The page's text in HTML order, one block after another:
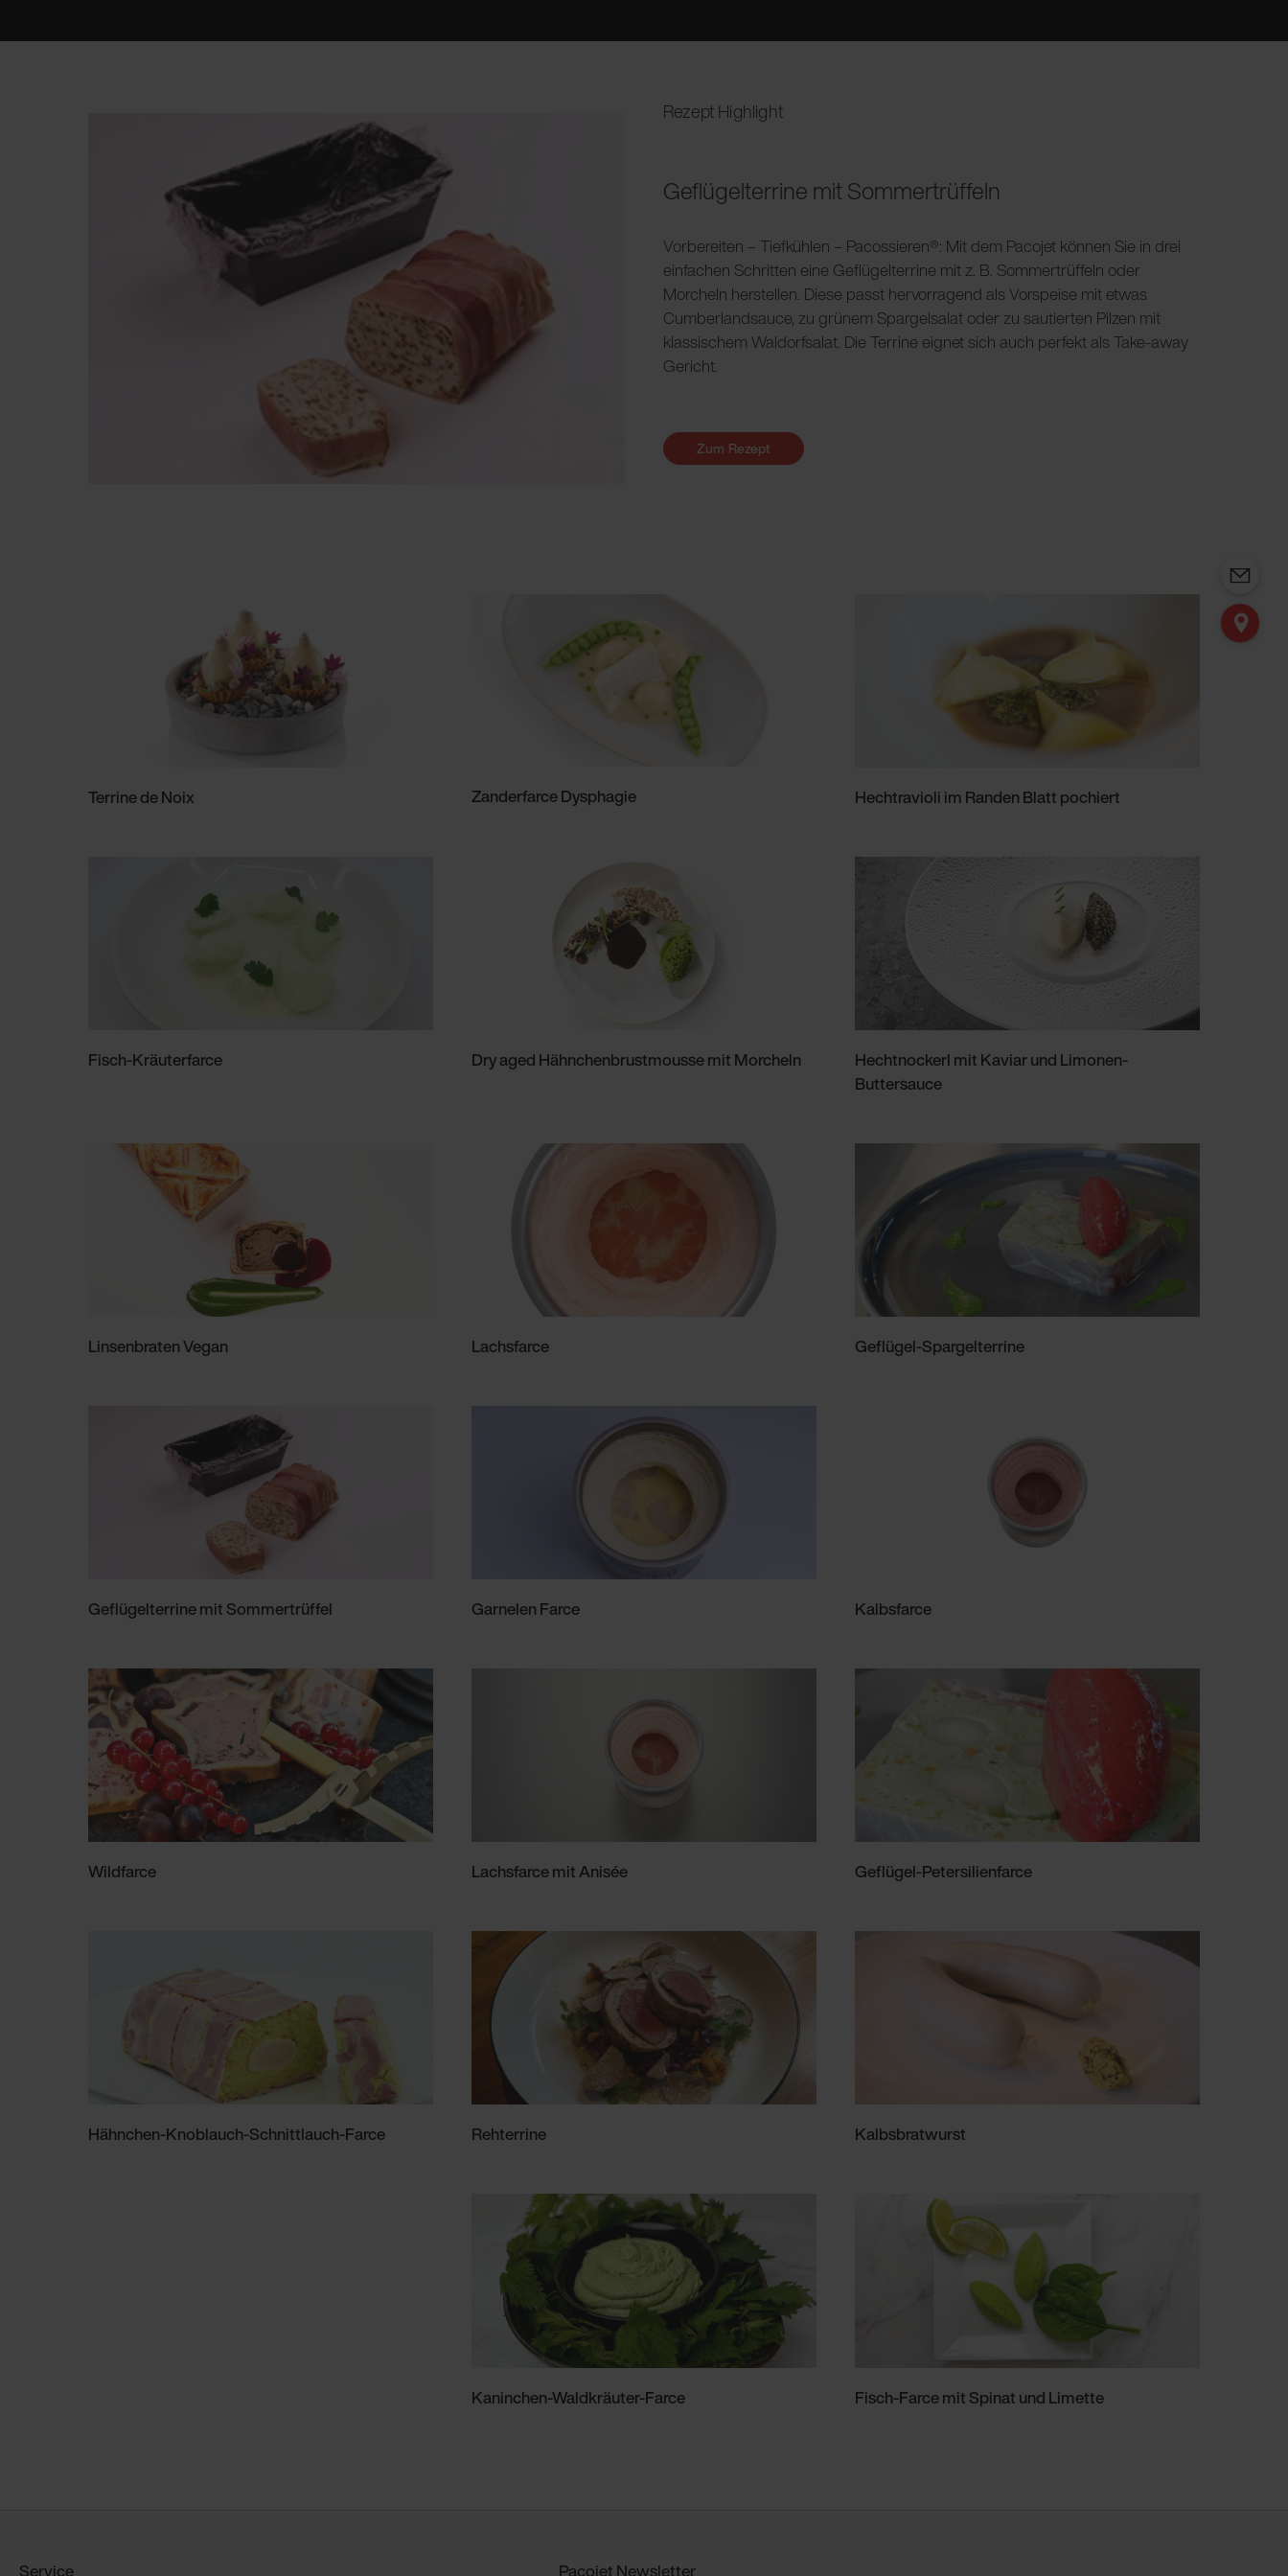
Rezept Highlight
Geflügelterrine mit Sommertrüffeln
Vorbereiten – Tiefkühlen – Pacossieren®: Mit dem Pacojet können Sie in drei
einfachen Schritten eine Geflügelterrine mit z. B. Sommertrüffeln oder
Morcheln herstellen. Diese passt hervorragend als Vorspeise mit etwas
Cumberlandsauce, zu grünem Spargelsalat oder zu sautierten Pilzen mit
klassischem Waldorfsalat. Die Terrine eignet sich auch perfekt als Take-away
Gericht.
Zum Rezept
Terrine de Noix Zanderfarce Dysphagie Hechtravioli im Randen Blatt pochiert
Fisch-Kräuterfarce Dry aged Hähnchenbrustmousse mit Morcheln
Hechtnockerl mit Kaviar und Limonen-
Buttersauce
Linsenbraten Vegan Lachsfarce Geflügel-Spargelterrine
Geflügelterrine mit Sommertrüffel Garnelen Farce Kalbsfarce
Wildfarce Lachsfarce mit Anisée Geflügel-Petersilienfarce
Hähnchen-Knoblauch-Schnittlauch-Farce Rehterrine Kalbsbratwurst
Kaninchen-Waldkräuter-Farce Fisch-Farce mit Spinat und Limette
Service Pacojet Newsletter